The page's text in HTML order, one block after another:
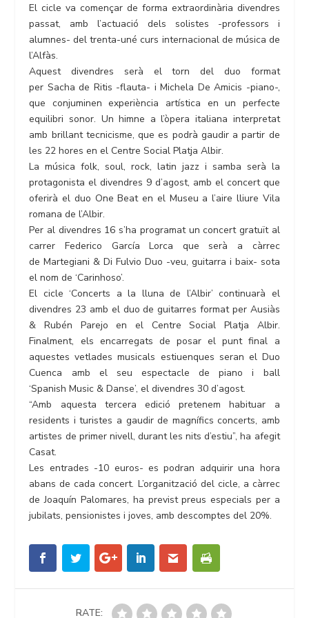
El cicle va començar de forma extraordinària divendres
passat, amb l’actuació dels solistes -professors i
alumnes- del trenta-uné curs internacional de música de
l’Alfàs.
Aquest divendres serà el torn del duo format
per Sacha de Ritis -flauta- i Michela De Amicis -piano-,
que conjuminen experiència artística en un perfecte
equilibri sonor. Un himne a l’òpera italiana interpretat
amb brillant tecnicisme, que es podrà gaudir a partir de
les 22 hores en el Centre Social Platja Albir.
La música folk, soul, rock, latin jazz i samba serà la
protagonista el divendres 9 d’agost, amb el concert que
oferirà el duo One Beat en el Museu a l’aire lliure Vila
romana de l’Albir.
Per al divendres 16 s’ha programat un concert gratuït al
carrer Federico García Lorca que serà a càrrec
de Martegiani & Di Fulvio Duo -veu, guitarra i baix- sota
el nom de ‘Carinhoso’.
El cicle ‘Concerts a la lluna de l’Albir’ continuarà el
divendres 23 amb el duo de guitarres format per Ausiàs
& Rubén Parejo en el Centre Social Platja Albir.
Finalment, els encarregats de posar el punt final a
aquestes vetlades musicals estiuenques seran el Duo
Cuenca amb el seu espectacle de piano i ball
‘Spanish Music & Danse’, el divendres 30 d’agost.
“Amb aquesta tercera edició pretenem habituar a
residents i turistes a gaudir de magnífics concerts, amb
artistes de primer nivell, durant les nits d’estiu”, ha afegit
Casat.
Les entrades -10 euros- es podran adquirir una hora
abans de cada concert. L’organització del cicle, a càrrec
de Joaquín Palomares, ha previst preus especials per a
jubilats, pensionistes i joves, amb descomptes del 20%.
RATE: